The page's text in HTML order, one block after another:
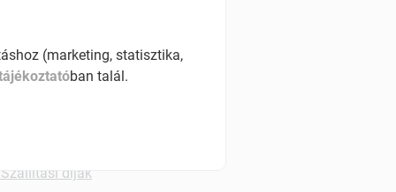
Szállítási díjak
(marketing, statisztika,
ban talál.